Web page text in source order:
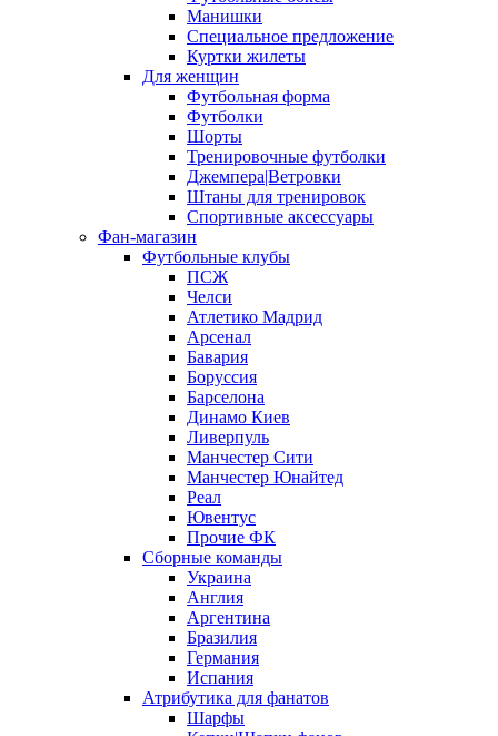
Манишки
Специальное предложение
Куртки жилеты
Для женщин
Футбольная форма
Футболки
Шорты
Тренировочные футболки
Джемпера|Ветровки
Штаны для тренировок
Спортивные аксессуары
Фан-магазин
Футбольные клубы
ПСЖ
Челси
Атлетико Мадрид
Арсенал
Бавария
Боруссия
Барселона
Динамо Киев
Ливерпуль
Манчестер Сити
Манчестер Юнайтед
Реал
Ювентус
Прочие ФК
Сборные команды
Украина
Англия
Аргентина
Бразилия
Германия
Испания
Атрибутика для фанатов
Шарфы